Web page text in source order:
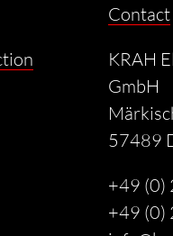
Contact
KRAH
GmbH
57489
+49 (0)
+49 (0)